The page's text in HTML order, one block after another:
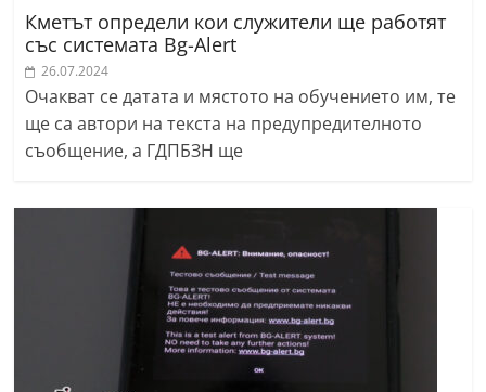
Кметът определи кои служители ще работят
със системата Bg-Alert
26.07.2024
Очакват се датата и мястото на обучението им, те
ще са автори на текста на предупредителното
съобщение, а ГДПБЗН ще